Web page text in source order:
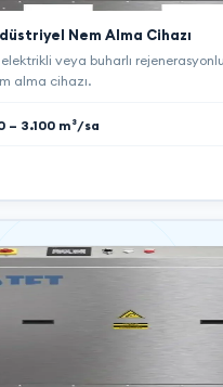
Nem Alma Cihazı
veya buharlı
alma cihazı.
– 3.100 m³/sa